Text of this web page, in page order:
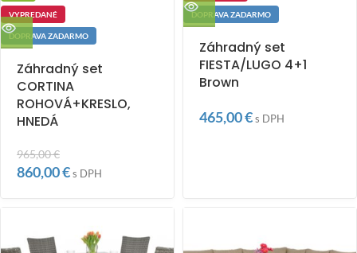
VYPREDANÉ
DOPRAVA ZADARMO
Záhradný set
CORTINA
ROHOVÁ+KRESLO,
HNEDÁ
965,00€
860,00€s DPH
DOPRAVA ZADARMO
Záhradný set
FIESTA/LUGO 4+1
Brown
465,00€s DPH